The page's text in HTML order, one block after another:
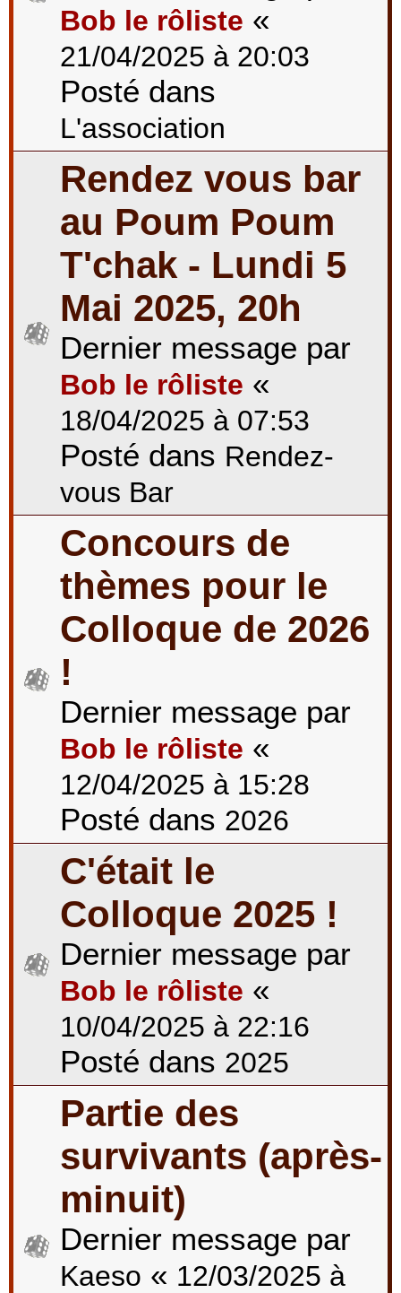
Bob le rôliste «
21/04/2025 à 20:03
Posté dans
L'association
Rendez vous bar
au Poum Poum
T'chak - Lundi 5
Mai 2025, 20h
Dernier message par
Bob le rôliste «
18/04/2025 à 07:53
Posté dans Rendez-
vous Bar
Concours de
thèmes pour le
Colloque de 2026
!
Dernier message par
Bob le rôliste «
12/04/2025 à 15:28
Posté dans 2026
C'était le
Colloque 2025 !
Dernier message par
Bob le rôliste «
10/04/2025 à 22:16
Posté dans 2025
Partie des
survivants (après-
minuit)
Dernier message par
Kaeso « 12/03/2025 à